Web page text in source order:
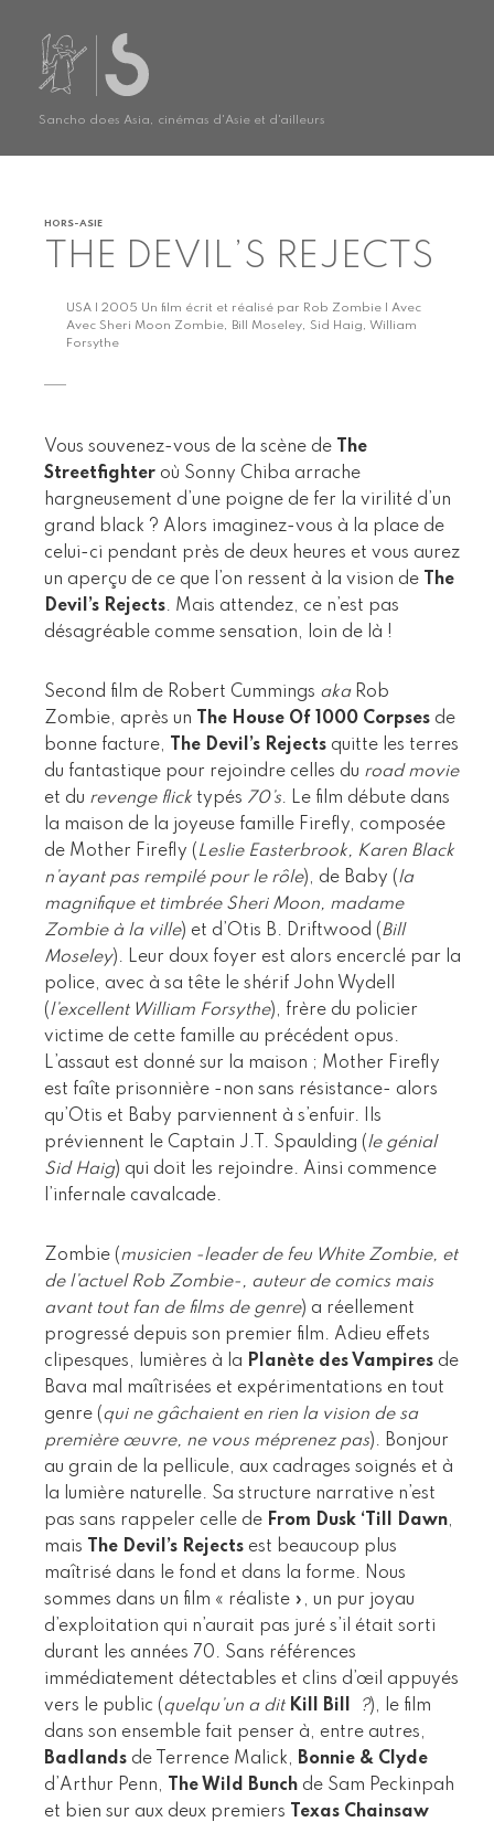
Sancho does Asia, cinémas d'Asie et d'ailleurs
HORS-ASIE
THE DEVIL’S REJECTS
USA | 2005 Un film écrit et réalisé par Rob Zombie | Avec
Avec Sheri Moon Zombie, Bill Moseley, Sid Haig, William
Forsythe
Vous souvenez-vous de la scène de
The
Streetfighter où Sonny Chiba arrache
hargneusement d’une poigne de fer la virilité d’un
grand black ? Alors imaginez-vous à la place de
celui-ci pendant près de deux heures et vous aurez
un aperçu de ce que l’on ressent à la vision de
The
Devil’s Rejects. Mais attendez, ce n’est pas
désagréable comme sensation, loin de là !
Second film de Robert Cummings akaRob
Zombie, après un
The House Of 1000 Corpses de
bonne facture,
The Devil’s Rejects quitte les terres
du fantastique pour rejoindre celles du road movie
et du revenge flick typés 70’s. Le film débute dans
la maison de la joyeuse famille Firefly, composée
de Mother Firefly ( Leslie Easterbrook, Karen Black
n’ayant pas rempilé pour le rôle), de Baby (la
magnifique et timbrée Sheri Moon, madame
Zombie à la ville) et d’Otis B. Driftwood (Bill
Moseley). Leur doux foyer est alors encerclé par la
police, avec à sa tête le shérif John Wydell
(l’excellent William Forsythe), frère du policier
victime de cette famille au précédent opus.
L’assaut est donné sur la maison ; Mother Firefly
est faîte prisonnière -non sans résistance- alors
qu’Otis et Baby parviennent à s’enfuir. Ils
préviennent le Captain J.T. Spaulding (le génial
Sid Haig) qui doit les rejoindre. Ainsi commence
l’infernale cavalcade.
Zombie (musicien -leader de feu White Zombie, et
de l’actuel Rob Zombie-, auteur de comics mais
avant tout fan de films de genre) a réellement
progressé depuis son premier film. Adieu effets
clipesques, lumières à la Planète des Vampires de
Bava mal maîtrisées et expérimentations en tout
genre (qui ne gâchaient en rien la vision de sa
première œuvre, ne vous méprenez pas). Bonjour
au grain de la pellicule, aux cadrages soignés et à
la lumière naturelle. Sa structure narrative n’est
pas sans rappeler celle de From Dusk ‘Till Dawn,
mais
The Devil’s Rejects est beaucoup plus
maîtrisé dans le fond et dans la forme. Nous
sommes dans un film « réaliste », un pur joyau
d’exploitation qui n’aurait pas juré s’il était sorti
durant les années 70. Sans références
immédiatement détectables et clins d’œil appuyés
vers le public (quelqu’un a dit Kill Bill ?), le film
dans son ensemble fait penser à, entre autres,
Badlands de Terrence Malick, Bonnie & Clyde
d’Arthur Penn,
The Wild Bunch de Sam Peckinpah
et bien sur aux deux premiers
Texas Chainsaw